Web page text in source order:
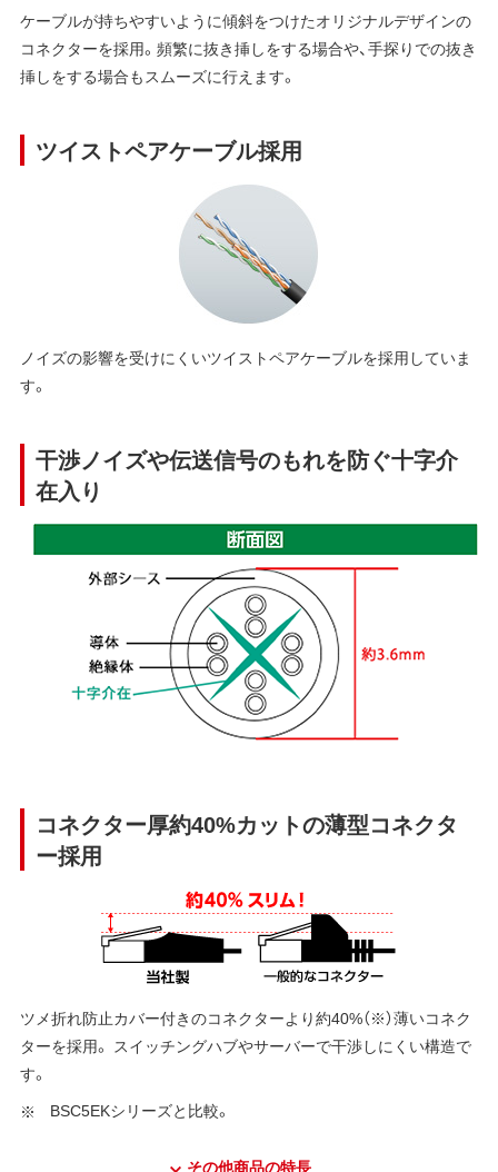
ケーブルが持ちやすいように傾斜をつけたオリジナルデザインの
コネクターを採用。頻繁に抜き挿しをする場合や、手探りでの抜き
挿しをする場合もスムーズに行えます。
ツイストペアケーブル採用
ノイズの影響を受けにくいツイストペアケーブルを採用していま
す。
干渉ノイズや伝送信号のもれを防ぐ十字介
在入り
コネクター厚約40%カットの薄型コネクタ
ー採用
ツメ折れ防止カバー付きのコネクターより約40%（※）薄いコネク
ターを採用。 スイッチングハブやサーバーで干渉しにくい構造で
す。
BSC5EKシリーズと比較。
その他商品の特長